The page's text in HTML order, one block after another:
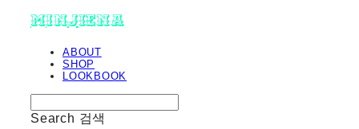
minjiena
ABOUT
SHOP
LOOKBOOK
Search 검색